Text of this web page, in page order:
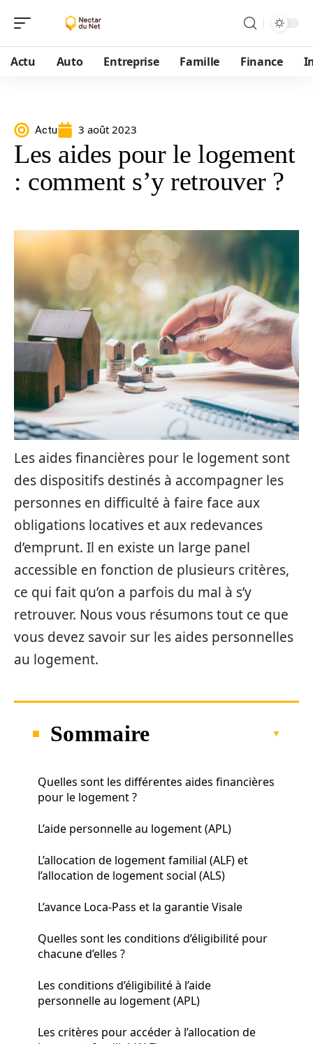
Actu Auto Entreprise Famille Finance
Actu 3 août 2023
Les aides pour le logement
: comment s’y retrouver ?
Les aides financières pour le logement sont
des dispositifs destinés à accompagner les
personnes en difficulté à faire face aux
obligations locatives et aux redevances
d’emprunt. Il en existe un large panel
accessible en fonction de plusieurs critères,
ce qui fait qu’on a parfois du mal à s’y
retrouver. Nous vous résumons tout ce que
vous devez savoir sur les aides personnelles
au logement.
Sommaire
Quelles sont les différentes aides financières
pour le logement ?
L’aide personnelle au logement (APL)
L’allocation de logement familial (ALF) et
l’allocation de logement social (ALS)
L’avance Loca-Pass et la garantie Visale
Quelles sont les conditions d’éligibilité pour
chacune d’elles ?
Les conditions d’éligibilité à l’aide
personnelle au logement (APL)
Les critères pour accéder à l’allocation de